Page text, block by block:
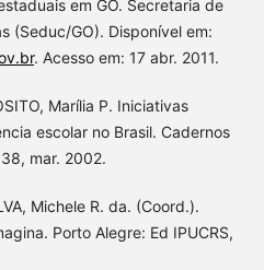
em GO. Secretaria de
(Seduc/GO). Disponível em:
. Acesso em: 17 abr. 2011.
Marília P. Iniciativas
escolar no Brasil. Cadernos
mar. 2002.
Michele R. da. (Coord.).
Porto Alegre: Ed IPUCRS,